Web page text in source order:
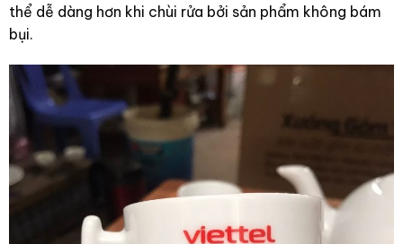
thể dễ dàng hơn khi chùi rửa bởi sản phẩm không bám
bụi.